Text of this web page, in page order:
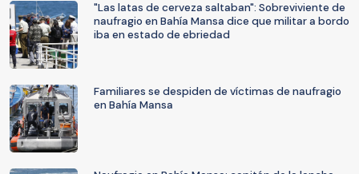
"Las latas de cerveza saltaban": Sobreviviente de
naufragio en Bahía Mansa dice que militar a bordo
iba en estado de ebriedad
Familiares se despiden de víctimas de naufragio
en Bahía Mansa